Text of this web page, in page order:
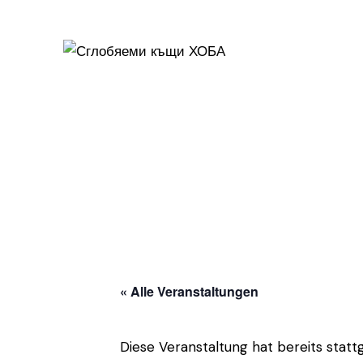
« Alle Veranstaltungen
Diese Veranstaltung hat bereits